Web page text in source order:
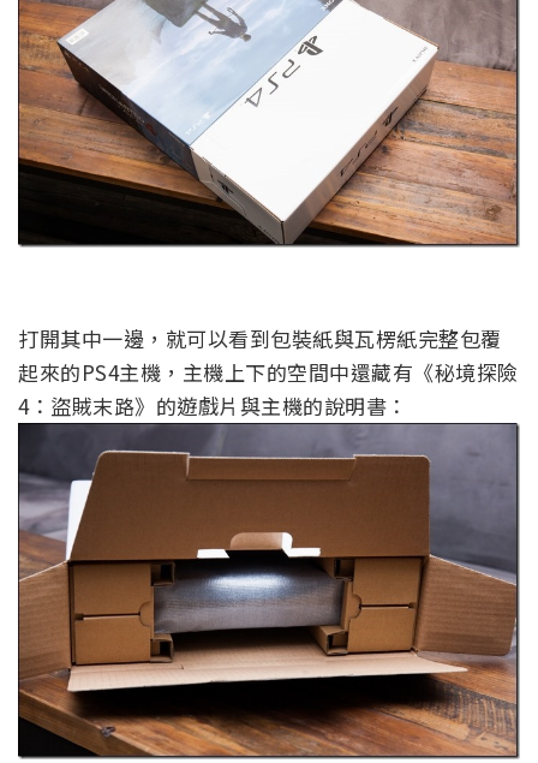
打開其中一邊，就可以看到包裝紙與瓦楞紙完整包覆
起來的PS4主機，主機上下的空間中還藏有《秘境探險
4：盜賊末路》的遊戲片與主機的說明書：